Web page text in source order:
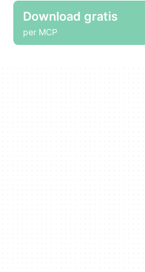
Download gratis
per MCP